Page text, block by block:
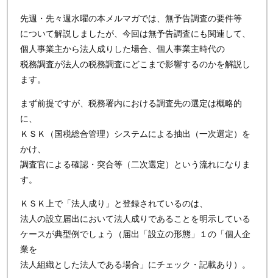
先週・先々週水曜の本メルマガでは、無予告調査の要件等
について解説しましたが、今回は無予告調査にも関連して、
個人事業主から法人成りした場合、個人事業主時代の
税務調査が法人の税務調査にどこまで影響するのかを解説し
ます。
まず前提ですが、税務署内における調査先の選定は概略的
に、
ＫＳＫ（国税総合管理）システムによる抽出（一次選定）を
かけ、
調査官による確認・突合等（二次選定）という流れになりま
す。
ＫＳＫ上で「法人成り」と登録されているのは、
法人の設立届出において法人成りであることを明示している
ケースが典型例でしょう（届出「設立の形態」１の「個人企
業を
法人組織とした法人である場合」にチェック・記載あり）。